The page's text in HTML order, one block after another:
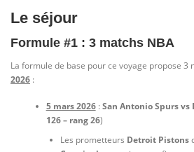
Le séjour
Formule #1 : 3 matchs NBA
La formule de base pour ce voyage propose 3
2026 :
5 mars 2026:San Antonio Spurs
126 – rang 26)
Les prometteurs Detroit Pistons